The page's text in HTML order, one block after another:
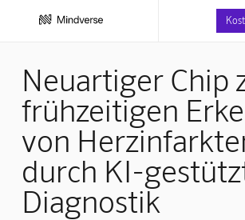
Neuartiger Chip
frühzeitigen
von
durch KI-
Diagnostik